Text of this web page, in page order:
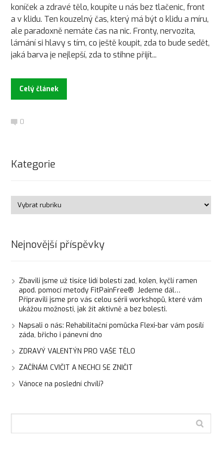
koníček a zdravé tělo, koupíte u nás bez tlačenic, front
a v klidu. Ten kouzelný čas, který má být o klidu a míru,
ale paradoxně nemáte čas na nic. Fronty, nervozita,
lámání si hlavy s tím, co ještě koupit, zda to bude sedět,
jaká barva je nejlepší, zda to stihne přijít...
Celý článek
0
Kategorie
Nejnovější příspěvky
Zbavili jsme už tisíce lidí bolestí zad, kolen, kyčlí ramen
apod. pomocí metody FitPainFree® Jedeme dál…
Připravili jsme pro vás celou sérii workshopů, které vám
ukážou možnosti, jak žít aktivně a bez bolesti.
Napsali o nás: Rehabilitační pomůcka Flexi-bar vám posílí
záda, břicho i pánevní dno
ZDRAVÝ VALENTÝN PRO VAŠE TĚLO
ZAČÍNÁM CVIČIT A NECHCI SE ZNIČIT
Vánoce na poslední chvíli?